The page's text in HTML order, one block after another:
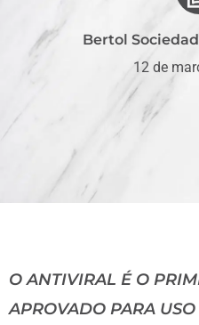
Bertol
12 de
O ANTIVIRAL É O
APROVADO PARA